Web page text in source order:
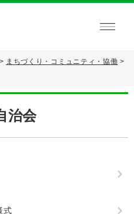
> まちづくり・コミュニティ・協働 >
治会
式